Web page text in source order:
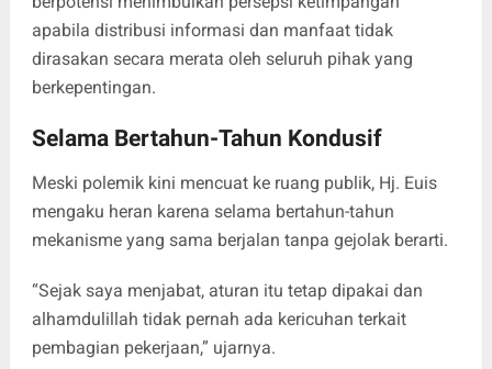
apabila distribusi informasi dan manfaat tidak
dirasakan secara merata oleh seluruh pihak yang
berkepentingan.
Selama Bertahun-Tahun Kondusif
Meski polemik kini mencuat ke ruang publik, Hj. Euis
mengaku heran karena selama bertahun-tahun
mekanisme yang sama berjalan tanpa gejolak berarti.
“Sejak saya menjabat, aturan itu tetap dipakai dan
alhamdulillah tidak pernah ada kericuhan terkait
pembagian pekerjaan,” ujarnya.